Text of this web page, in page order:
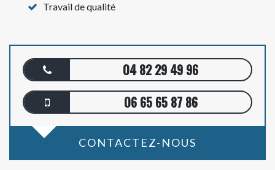
Travail de qualité
04 82 29 49 96
06 65 65 87 86
CONTACTEZ-NOUS